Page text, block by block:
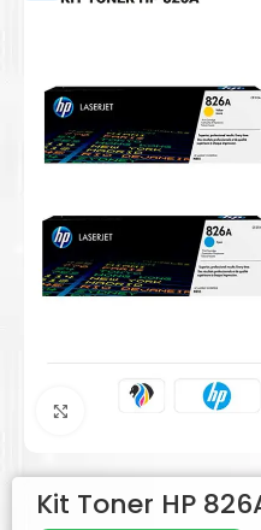
Agrandar
Kit Toner HP